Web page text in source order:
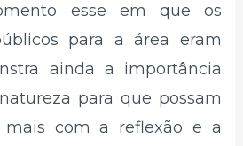
esse em que os
para a área eram
ainda a importância
para que possam
mais com a reflexão e a